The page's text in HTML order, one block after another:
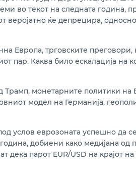
во текот на следната година,
веројатно ќе депрецира,
Европа, трговските
пар. Каква било ескалација на
Трамп, монетарните политики
модел на Германија,
услов еврозоната успешно да
добиени како медијана од
дека парот EUR/USD на крајот